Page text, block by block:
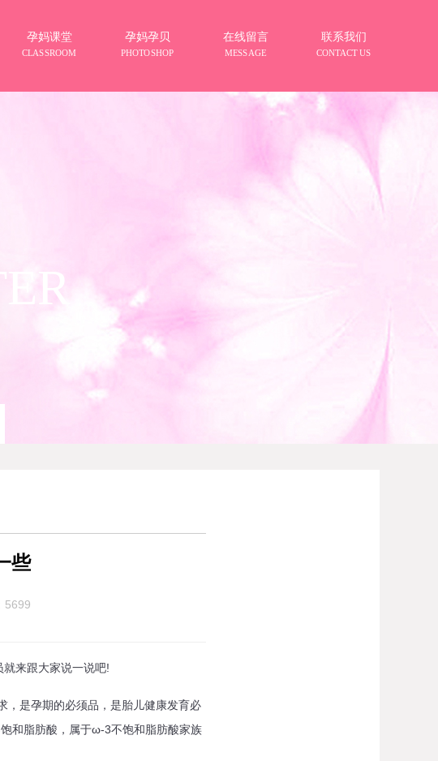
孕妈课堂
CLASSROOM
孕妈孕贝
PHOTOSHOP
在线留言
MESSAGE
联系我们
CONTACT US
些
5699
来跟大家说一说吧!
是孕期的必须品，是胎儿健康发育必
和脂肪酸，属于ω-3不饱和脂肪酸家族